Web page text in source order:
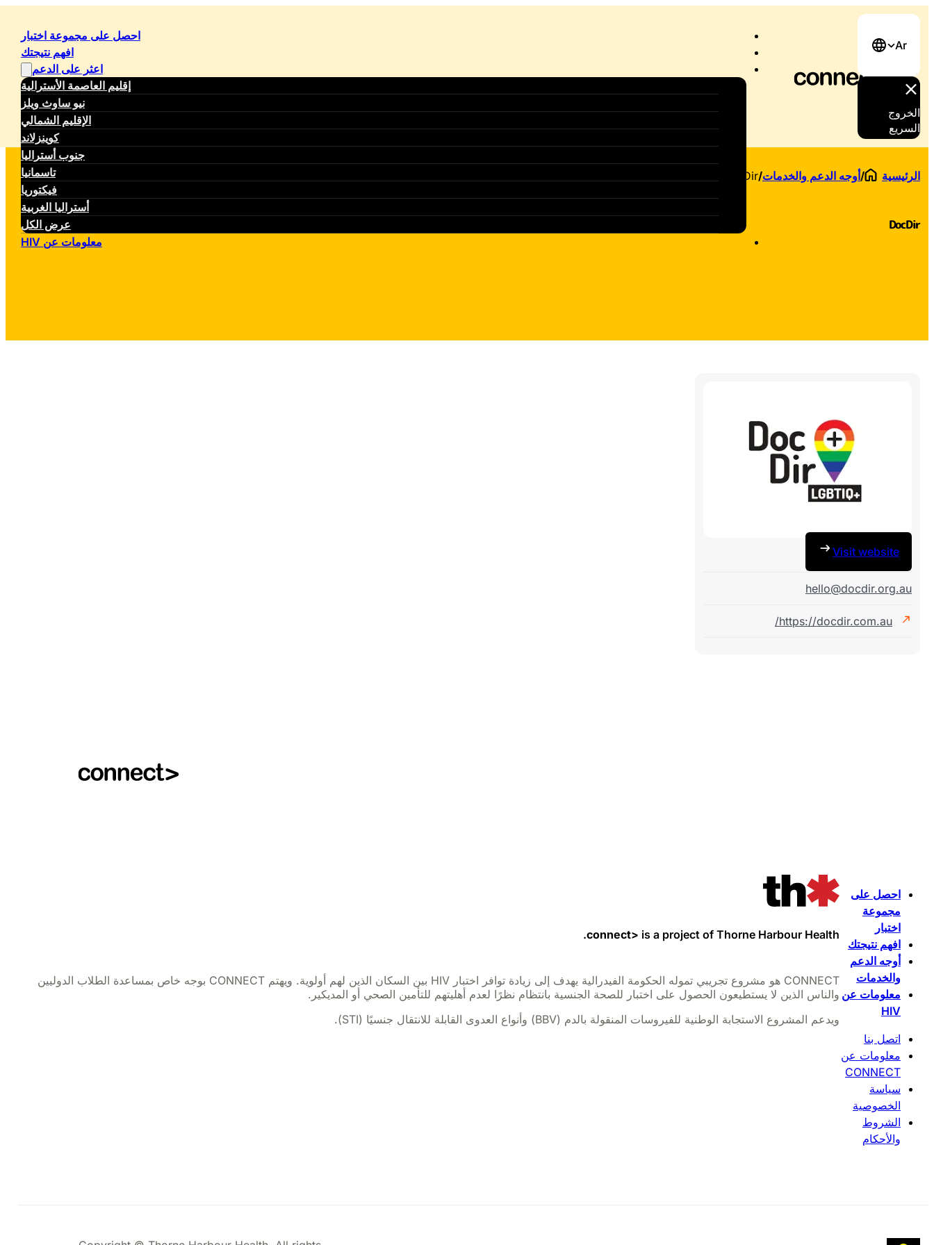
احصل على مجموعة اختبار
افهم نتيجتك
اعثر على الدعم
إقليم العاصمة الأسترالية
نيو ساوث ويلز
الإقليم الشمالي
كوينزلاند
جنوب أستراليا
تاسمانيا
فيكتوريا
أستراليا الغربية
عرض الكل
معلومات عن HIV
Ar
الخروج
السريع
الرئيسية /أوجه الدعم والخدمات/
DocDir
DocDir
Visit website
hello@docdir.org.au
https://docdir.com.au/
احصل على
مجموعة
اختبار
افهم نتيجتك
أوجه الدعم
والخدمات
معلومات عن
HIV
اتصل بنا
معلومات عن
CONNECT
سياسة
الخصوصية
الشروط
والأحكام
connect> is a project of Thorne Harbour Health.
CONNECT هو مشروع تجريبي تموله الحكومة الفيدرالية يهدف إلى زيادة توافر اختبار HIV بين السكان الذين لهم أولوية. ويهتم CONNECT بوجه خاص بمساعدة الطلاب الدوليين
والناس الذين لا يستطيعون الحصول على اختبار للصحة الجنسية بانتظام نظرًا لعدم أهليتهم للتأمين الصحي أو المديكير.
ويدعم المشروع الاستجابة الوطنية للفيروسات المنقولة بالدم (BBV) وأنواع العدوى القابلة للانتقال جنسيًا (STI).